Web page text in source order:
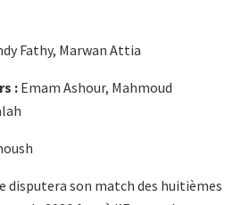
Fathy, Marwan Attia
: Emam Ashour, Mahmoud
disputera son match des huitièmes